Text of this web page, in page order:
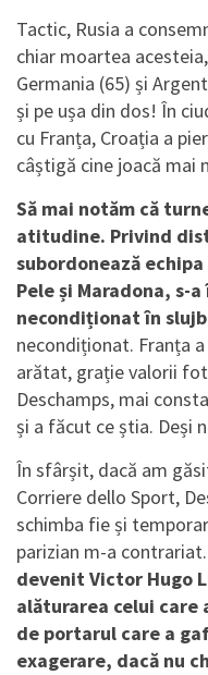
Tactic, Rusia a
chiar moartea
Germania (65) și
și pe ușa din dos! În
cu Franța, Croația a
câștigă cine joacă mai
Să mai notăm că
atitudine. Privind
subordonează
Pele și Maradona, s-
necondiționat în
necondiționat. Franța
arătat, grație valorii
Deschamps, mai
și a făcut ce știa. Deși
În sfârșit, dacă am
Corriere dello Sport,
schimba fie și
parizian m-a
devenit Victor Hugo
alăturarea celui care
de portarul care a
exagerare, dacă nu